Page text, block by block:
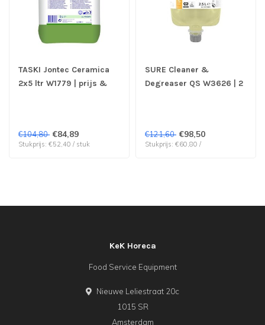
TASKI Jontec Ceramica
2x5 ltr W1779 | prijs &
€104,80 €84,89
Stukprijs: €52,40 / stuk
SURE Cleaner &
Degreaser QS W3626 | 2
€121,60 €98,50
Stukprijs: €60,80 /
KeK Horeca
Food Service Equipment
Nieuwe Leliestraat 20c
1015 SR
Amsterdam